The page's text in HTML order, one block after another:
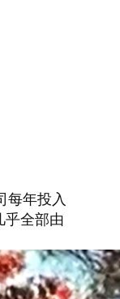
每年投入
乎全部由